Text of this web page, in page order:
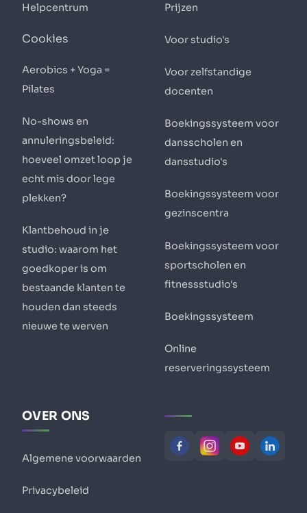
Helpcentrum
Cookies
Aerobics + Yoga =
Pilates
No-shows en
annuleringsbeleid:
hoeveel omzet loop je
echt mis door lege
plekken?
Klantbehoud in je
studio: waarom het
goedkoper is om
bestaande klanten te
houden dan steeds
nieuwe te werven
Prijzen
Voor studio's
Voor zelfstandige
docenten
Boekingssysteem voor
dansscholen en
dansstudio's
Boekingssysteem voor
gezinscentra
Boekingssysteem voor
sportscholen en
fitnessstudio's
Boekingssysteem
Online
reserveringssysteem
OVER ONS
Algemene voorwaarden
Privacybeleid